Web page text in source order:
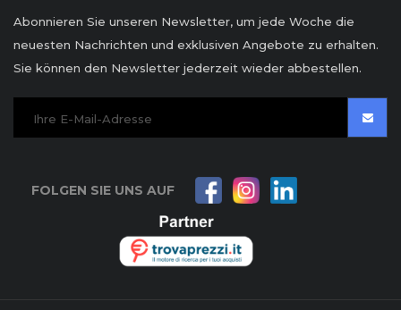
Abonnieren Sie unseren Newsletter, um jede Woche die
neuesten Nachrichten und exklusiven Angebote zu erhalten.
Sie können den Newsletter jederzeit wieder abbestellen.
FOLGEN SIE UNS AUF